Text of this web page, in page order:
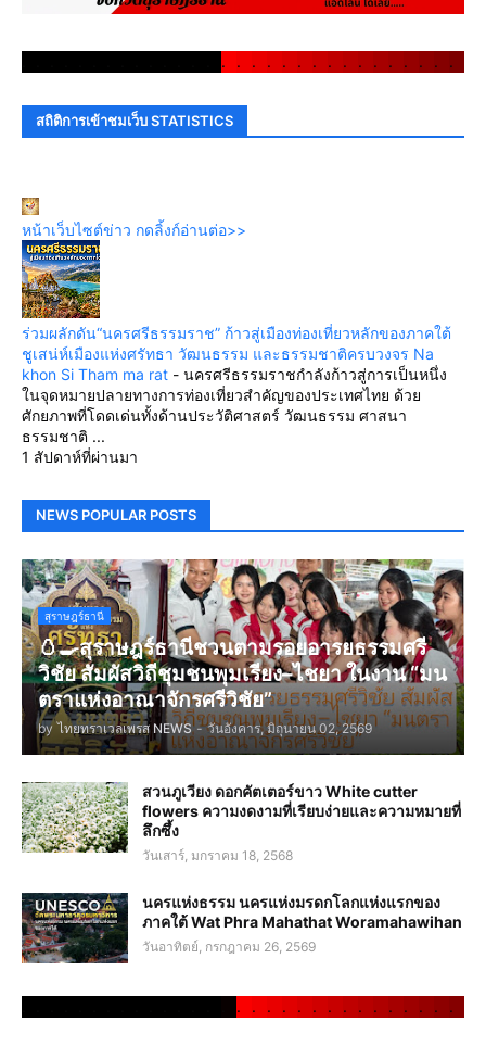
. . . . . . . . . . . . . . . .
สถิติการเข้าชมเว็บ STATISTICS
หน้าเว็บไซต์ข่าว กดลิ้งก์อ่านต่อ>>
ร่วมผลักดัน“นครศรีธรรมราช” ก้าวสู่เมืองท่องเที่ยวหลักของภาคใต้
ชูเสน่ห์เมืองแห่งศรัทธา วัฒนธรรม และธรรมชาติครบวงจร Na
khon Si Tham ma rat - นครศรีธรรมราชกำลังก้าวสู่การเป็นหนึ่ง
ในจุดหมายปลายทางการท่องเที่ยวสำคัญของประเทศไทย ด้วย
ศักยภาพที่โดดเด่นทั้งด้านประวัติศาสตร์ วัฒนธรรม ศาสนา
ธรรมชาติ ...
1 สัปดาห์ที่ผ่านมา
NEWS POPULAR POSTS
สุราษฎร์ธานี
🥚🍳สุราษฎร์ธานีชวนตามรอยอารยธรรมศรี
วิชัย สัมผัสวิถีชุมชนพุมเรียง–ไชยา ในงาน “มน
ตราแห่งอาณาจักรศรีวิชัย”
by ไทยทราเวลเพรส NEWS - วันอังคาร, มิถุนายน 02, 2569
สวนภูเวียง ดอกคัตเตอร์ขาว White cutter
flowers ความงดงามที่เรียบง่ายและความหมายที่
ลึกซึ้ง
วันเสาร์, มกราคม 18, 2568
นครแห่งธรรม นครแห่งมรดกโลกแห่งแรกของ
ภาคใต้ Wat Phra Mahathat Woramahawihan
วันอาทิตย์, กรกฎาคม 26, 2569
. . . . . . . . . . . . . . .